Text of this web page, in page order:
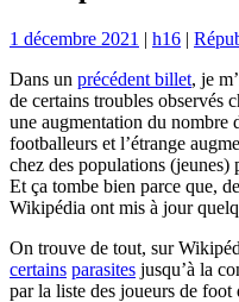
1 décembre 2021 | h16 |
Dans un précédent billet, je
de certains troubles observés
une augmentation du nombre
footballeurs et l’étrange
chez des populations (jeunes)
Et ça tombe bien parce que,
Wikipédia ont mis à jour
On trouve de tout, sur
certains parasites jusqu’à la
par la liste des joueurs de foot